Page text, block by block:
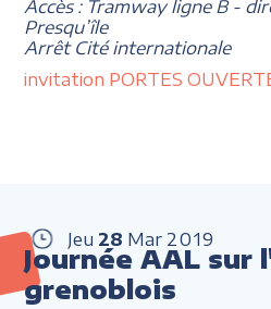
Accès : Tramway ligne B -
Presqu’île
Arrêt Cité internationale
invitation PORTES
Jeu 28 Mar 2019
Journée AAL sur
grenoblois